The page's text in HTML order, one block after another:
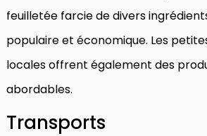
feuilletée farcie de divers
populaire et économique. Les
locales offrent également des
abordables.
Transports